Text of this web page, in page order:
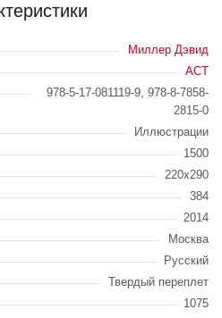
Миллер Дэвид
АСТ
978-5-17-081119-9, 978-8-7858-
2815-0
Иллюстрации
1500
220х290
384
2014
Москва
Русский
Твердый переплет
1075